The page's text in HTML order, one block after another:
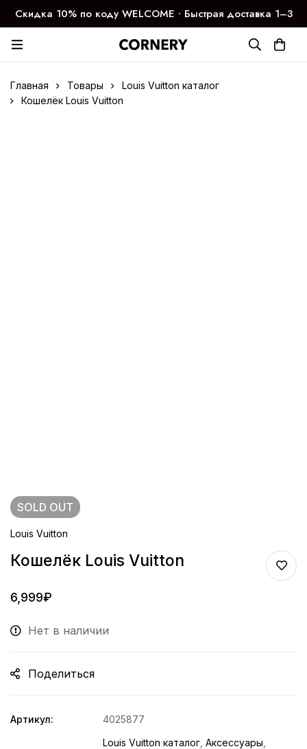
Скидка 10% по коду WELCOME ∙ Быстрая доставка 1–3
дня
Главная Товары
Louis Vuitton каталог
Кошелёк Louis Vuitton
SOLD OUT
Louis Vuitton
Кошелёк Louis Vuitton
6,999₽
Нет в наличии
Поделиться
Артикул:
4025877
Louis Vuitton каталог Аксессуары